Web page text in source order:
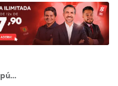
Concursos públicos: eventos e aulas gratuitas desta sexta-feira!